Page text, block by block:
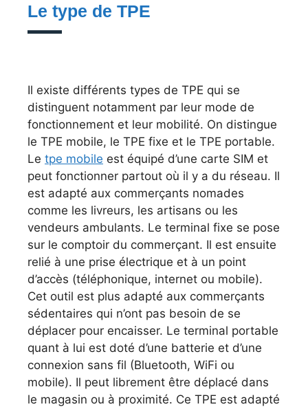
Le type de TPE
Il existe différents types de TPE qui se
distinguent notamment par leur mode de
fonctionnement et leur mobilité. On distingue
le TPE mobile, le TPE fixe et le TPE portable.
Le tpe mobile est équipé d’une carte SIM et
peut fonctionner partout où il y a du réseau. Il
est adapté aux commerçants nomades
comme les livreurs, les artisans ou les
vendeurs ambulants. Le terminal fixe se pose
sur le comptoir du commerçant. Il est ensuite
relié à une prise électrique et à un point
d’accès (téléphonique, internet ou mobile).
Cet outil est plus adapté aux commerçants
sédentaires qui n’ont pas besoin de se
déplacer pour encaisser. Le terminal portable
quant à lui est doté d’une batterie et d’une
connexion sans fil (Bluetooth, WiFi ou
mobile). Il peut librement être déplacé dans
le magasin ou à proximité. Ce TPE est adapté